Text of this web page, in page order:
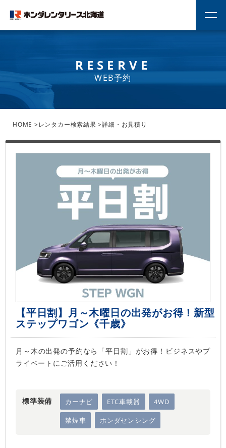
RESERVE
WEB予約
HOME >レンタカー検索結果 >詳細・お見積り
【平日割】月～木曜日の出発がお得！新型
ステップワゴン《千歳》
月～木の出発の予約なら「平日割」がお得！ビジネスやプ
ライベートにご活用ください！
標準装備 カーナビ ETC車載器 4WD
禁煙車 ホンダセンシング